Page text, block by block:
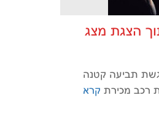
הצגת מצג
תביעה קטנה
רכב מכירת קרא